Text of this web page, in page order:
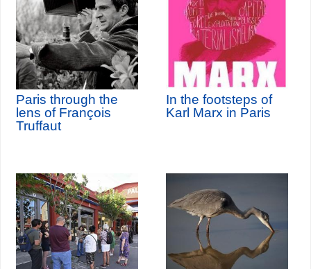
Paris through the
lens of François
Truffaut
In the footsteps of
Karl Marx in Paris